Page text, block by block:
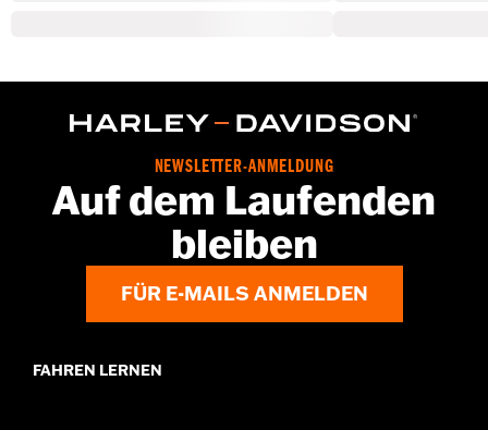
NEWSLETTER-ANMELDUNG
Auf dem Laufenden
bleiben
FÜR E-MAILS ANMELDEN
FAHREN LERNEN